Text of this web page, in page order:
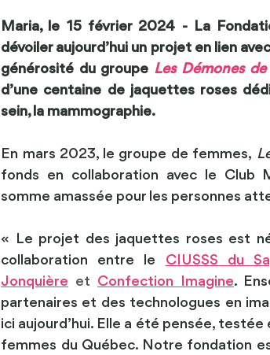
Maria, le 15 février 2024 - La
dévoiler aujourd’hui un projet en lien
générosité du groupe Les Démones
d’une centaine de jaquettes roses
sein, la mammographie.
En mars 2023, le groupe de femmes,
fonds en collaboration avec le Club
somme amassée pour les personnes
« Le projet des jaquettes roses est
collaboration entre le CIUSSS du
Jonquière et Confection Imagine.
partenaires et des technologues en
ici aujourd’hui. Elle a été pensée,
femmes du Québec. Notre fondation